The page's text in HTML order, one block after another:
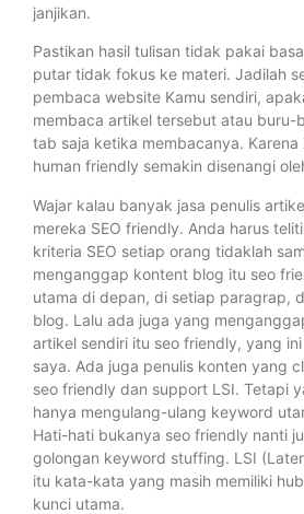
janjikan.
Pastikan hasil tulisan tidak pakai
putar tidak fokus ke materi. Jadilah
pembaca website Kamu sendiri,
membaca artikel tersebut atau buru-
tab saja ketika membacanya.
human friendly semakin disenangi
Wajar kalau banyak jasa penulis
mereka SEO friendly. Anda harus
kriteria SEO setiap orang tidaklah
menganggap kontent blog itu seo
utama di depan, di setiap paragrap,
blog. Lalu ada juga yang
artikel sendiri itu seo friendly, yang
saya. Ada juga penulis konten yang
seo friendly dan support LSI. Tetapi
hanya mengulang-ulang keyword
Hati-hati bukanya seo friendly nanti
golongan keyword stuffing. LSI
itu kata-kata yang masih memiliki
kunci utama.